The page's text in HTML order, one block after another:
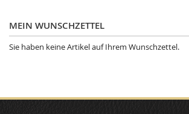
MEIN WUNSCHZETTEL
Sie haben keine Artikel auf Ihrem Wunschzettel.